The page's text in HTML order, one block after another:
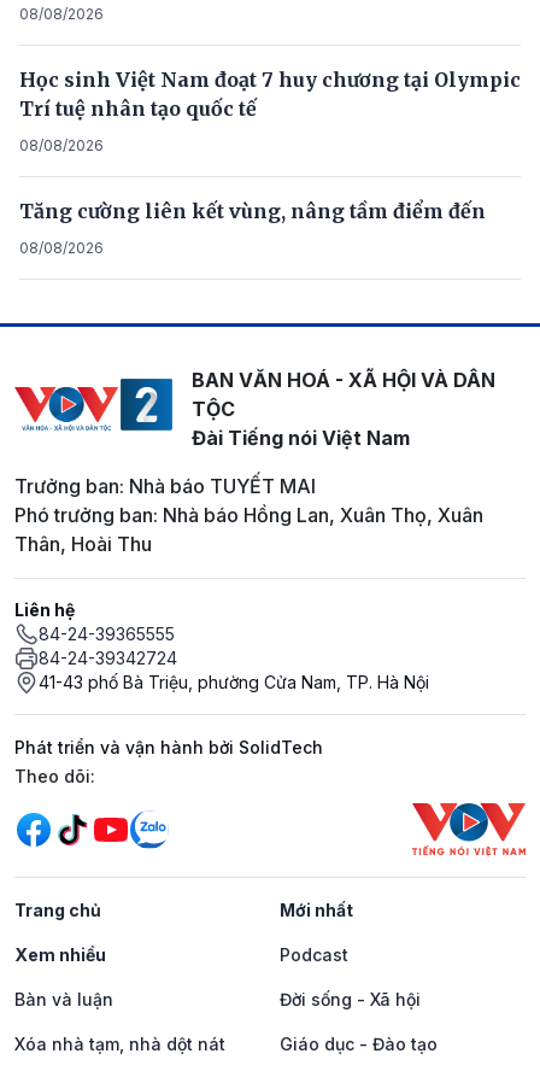
08/08/2026
Học sinh Việt Nam đoạt 7 huy chương tại Olympic
Trí tuệ nhân tạo quốc tế
08/08/2026
Tăng cường liên kết vùng, nâng tầm điểm đến
08/08/2026
BAN VĂN HOÁ - XÃ HỘI VÀ DÂN
TỘC
Đài Tiếng nói Việt Nam
Trưởng ban: Nhà báo TUYẾT MAI
Phó trưởng ban: Nhà báo Hồng Lan, Xuân Thọ, Xuân
Thân, Hoài Thu
Liên hệ
84-24-39365555
84-24-39342724
41-43 phố Bà Triệu, phường Cửa Nam, TP. Hà Nội
Phát triển và vận hành bởi SolidTech
Mạng xã hội
Theo dõi:
Trang chủ Mới nhất
Xem nhiều Podcast
Bàn và luận Đời sống - Xã hội
Xóa nhà tạm, nhà dột nát Giáo dục - Đào tạo